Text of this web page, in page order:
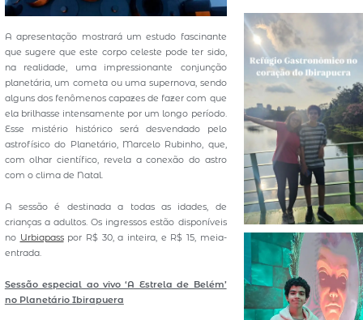
A apresentação mostrará um estudo fascinante
que sugere que este corpo celeste pode ter sido,
na realidade, uma impressionante conjunção
planetária, um cometa ou uma supernova, sendo
alguns dos fenômenos capazes de fazer com que
ela brilhasse intensamente por um longo período.
Esse mistério histórico será desvendado pelo
astrofísico do Planetário, Marcelo Rubinho, que,
com olhar científico, revela a conexão do astro
com o clima de Natal.
A sessão é destinada a todas as idades, de
crianças a adultos. Os ingressos estão disponíveis
no Urbiapasspor R$ 30, a inteira, e R$ 15, meia-
entrada.
Sessão especial ao vivo ‘A Estrela de Belém’
no Planetário Ibirapuera